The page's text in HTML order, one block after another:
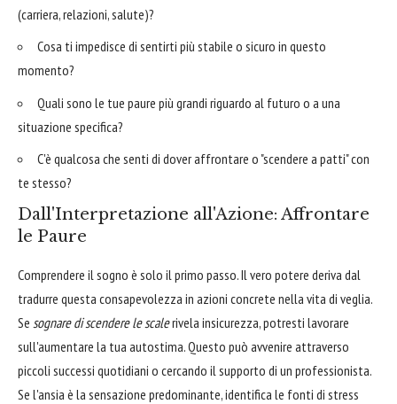
(carriera, relazioni, salute)?
Cosa ti impedisce di sentirti più stabile o sicuro in questo
momento?
Quali sono le tue paure più grandi riguardo al futuro o a una
situazione specifica?
C'è qualcosa che senti di dover affrontare o "scendere a patti" con
te stesso?
Dall'Interpretazione all'Azione: Affrontare
le Paure
Comprendere il sogno è solo il primo passo. Il vero potere deriva dal
tradurre questa consapevolezza in azioni concrete nella vita di veglia.
Se sognare di scendere le scalerivela insicurezza, potresti lavorare
sull'aumentare la tua autostima. Questo può avvenire attraverso
piccoli successi quotidiani o cercando il supporto di un professionista.
Se l'ansia è la sensazione predominante, identifica le fonti di stress